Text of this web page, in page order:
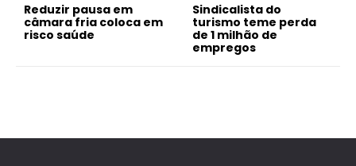
Reduzir pausa em
câmara fria coloca em
risco saúde
Sindicalista do
turismo teme perda
de 1 milhão de
empregos